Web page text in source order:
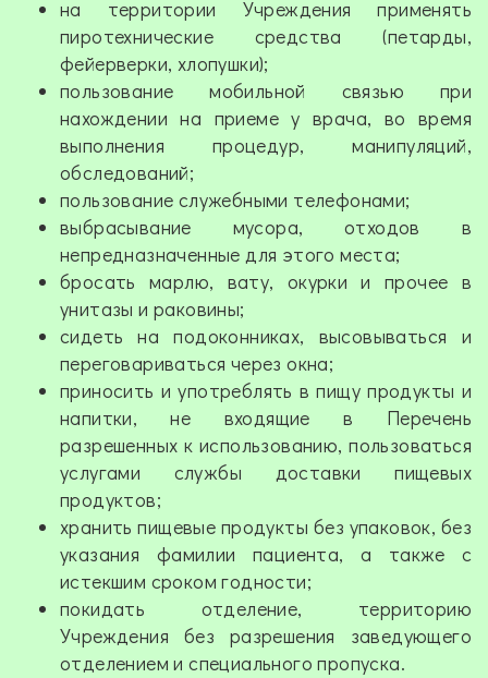
на территории Учреждения применять
пиротехнические средства (петарды,
фейерверки, хлопушки);
пользование мобильной связью при
нахождении на приеме у врача, во время
выполнения процедур, манипуляций,
обследований;
пользование служебными телефонами;
выбрасывание мусора, отходов в
непредназначенные для этого места;
бросать марлю, вату, окурки и прочее в
унитазы и раковины;
сидеть на подоконниках, высовываться и
переговариваться через окна;
приносить и употреблять в пищу продукты и
напитки, не входящие в Перечень
разрешенных к использованию, пользоваться
услугами службы доставки пищевых
продуктов;
хранить пищевые продукты без упаковок, без
указания фамилии пациента, а также с
истекшим сроком годности;
покидать отделение, территорию
Учреждения без разрешения заведующего
отделением и специального пропуска.